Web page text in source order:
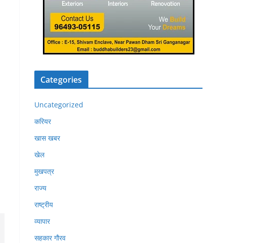
Categories
Uncategorized
करियर
खास खबर
खेल
मुखपत्र
राज्य
राष्ट्रीय
व्यापार
सहकार गौरव